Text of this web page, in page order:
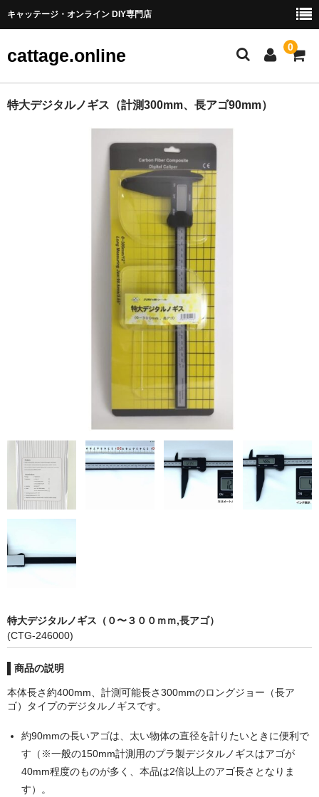
キャッテージ・オンライン DIY専門店
cattage.online 0
部品・パーツ
リニアガイド
材料
アルミ板
鉄板
POMプレート
アクリル板
ツール・計測
オシロスコープ
はんだ
ノギス・スライドカッター
特大デジタルノギス（計測300mm、長アゴ90mm）
特大デジタルノギス（０〜３００ｍｍ,長アゴ）
(CTG-246000)
商品の説明
本体長さ約400mm、計測可能長さ300mmのロングジョー（長ア
ゴ）タイプのデジタルノギスです。
約90mmの長いアゴは、太い物体の直径を計りたいときに便利で
す（※一般の150mm計測用のプラ製デジタルノギスはアゴが
40mm程度のものが多く、本品は2倍以上のアゴ長さとなりま
す）。